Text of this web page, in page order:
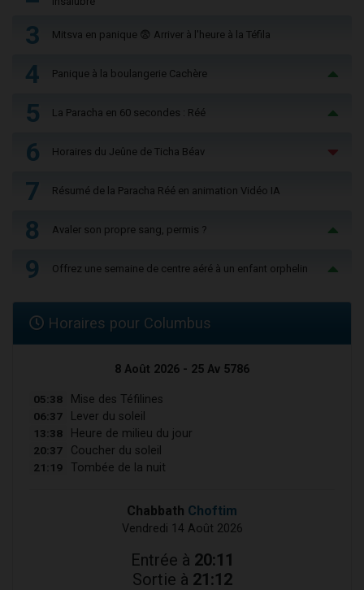
3 Mitsva en panique 😨 Arriver à l'heure à la Téfila
4 Panique à la boulangerie Cachère
5 La Paracha en 60 secondes : Réé
6 Horaires du Jeûne de Ticha Béav
7 Résumé de la Paracha Réé en animation Vidéo IA
8 Avaler son propre sang, permis ?
9 Offrez une semaine de centre aéré à un enfant orphelin
Horaires pour Columbus
8 Août 2026 - 25 Av 5786
05:38 Mise des Téfilines
06:37 Lever du soleil
13:38 Heure de milieu du jour
20:37 Coucher du soleil
21:19 Tombée de la nuit
Chabbath Choftim
Vendredi 14 Août 2026
Entrée à 20:11
Sortie à 21:12